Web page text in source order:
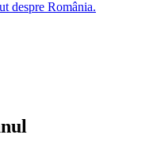
despre România.